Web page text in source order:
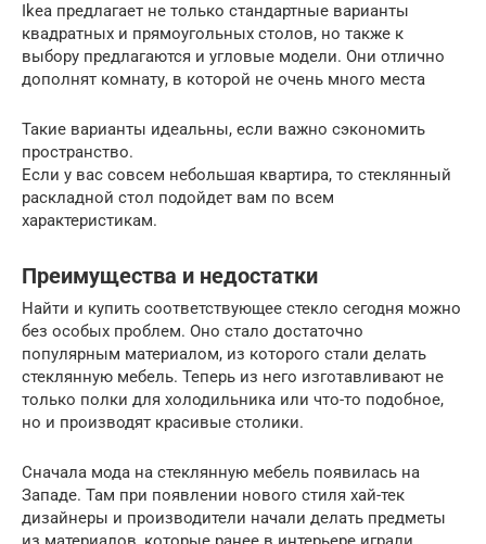
Ikea предлагает не только стандартные варианты
квадратных и прямоугольных столов, но также к
выбору предлагаются и угловые модели. Они отлично
дополнят комнату, в которой не очень много места
Такие варианты идеальны, если важно сэкономить
пространство.
Если у вас совсем небольшая квартира, то стеклянный
раскладной стол подойдет вам по всем
характеристикам.
Преимущества и недостатки
Найти и купить соответствующее стекло сегодня можно
без особых проблем. Оно стало достаточно
популярным материалом, из которого стали делать
стеклянную мебель. Теперь из него изготавливают не
только полки для холодильника или что-то подобное,
но и производят красивые столики.
Сначала мода на стеклянную мебель появилась на
Западе. Там при появлении нового стиля хай-тек
дизайнеры и производители начали делать предметы